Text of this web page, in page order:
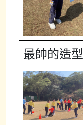
最帥的造型